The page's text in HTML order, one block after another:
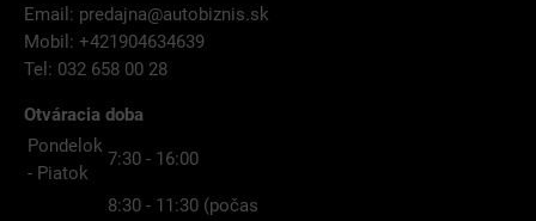
Email: predajna@autobiznis.sk
Mobil: +421904634639
Tel: 032 658 00 28
Otváracia doba
Pondelok
- Piatok
7:30 - 16:00
8:30 - 11:30 (počas